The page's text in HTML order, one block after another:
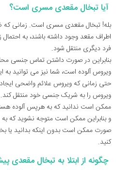
آیا تبخال مقعدی مسری است؟
بله! تبخال مقعدی مسری است. زمانی که
اطراف مقعد وجود داشته باشند، به
فرد دیگری منتقل شود.
بنابراین در صورت داشتن تماس جنسی
ویروس آلوده است، شما نیز می توانید به
حتی زمانی که ویروس علائم واضحی ایجاد
ویروس را به شریک جنسی خود منتقل کند.
ممکن است ندانید که به هرپس آلوده
و بنابراین ممکن است متوجه نشوید که به
صورت ممکن است بدون اینکه بدانید یا
کنید.
چگونه از ابتلا به تبخال مقعدی